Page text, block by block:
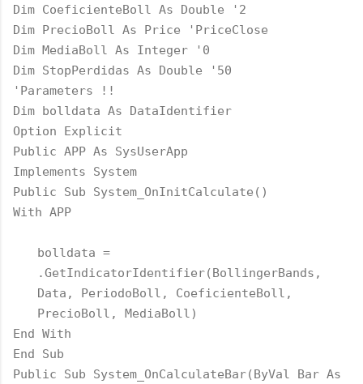
Dim CoeficienteBoll As Double '2
Dim PrecioBoll As Price 'PriceClose
Dim MediaBoll As Integer '0
Dim StopPerdidas As Double '50
'Parameters !!
Dim bolldata As DataIdentifier
Option Explicit
Public APP As SysUserApp
Implements System
Public Sub System_OnInitCalculate()
With APP
bolldata =
.GetIndicatorIdentifier(BollingerBands,
Data, PeriodoBoll, CoeficienteBoll,
PrecioBoll, MediaBoll)
End With
End Sub
Public Sub System_OnCalculateBar(ByVal Bar As